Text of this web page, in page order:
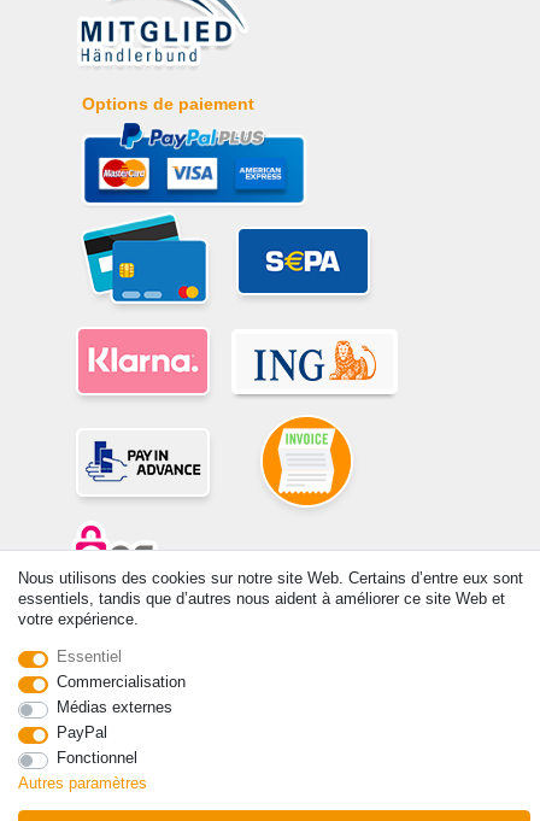
Options de paiement
© Copyright 2026 | Tous droits réservés. -Tous droits réservés – Les
en Euros TTC. Les conditions s’appliquent aux livraisons en France !
Nous utilisons des cookies sur notre site Web. Certains d’entre eux sont
essentiels, tandis que d’autres nous aident à améliorer ce site Web et
votre expérience.
Essentiel
Commercialisation
Médias externes
PayPal
Fonctionnel
Autres paramètres
Rétracter le contrat ici